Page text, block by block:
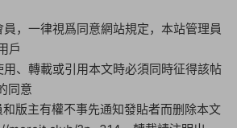
，一律視爲同意網站規定，本站管理員
戶
、轉載或引用本文時必須同時征得該帖
同意
版主有權不事先通知發貼者而删除本文